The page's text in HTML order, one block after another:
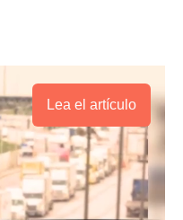
Lea el artículo